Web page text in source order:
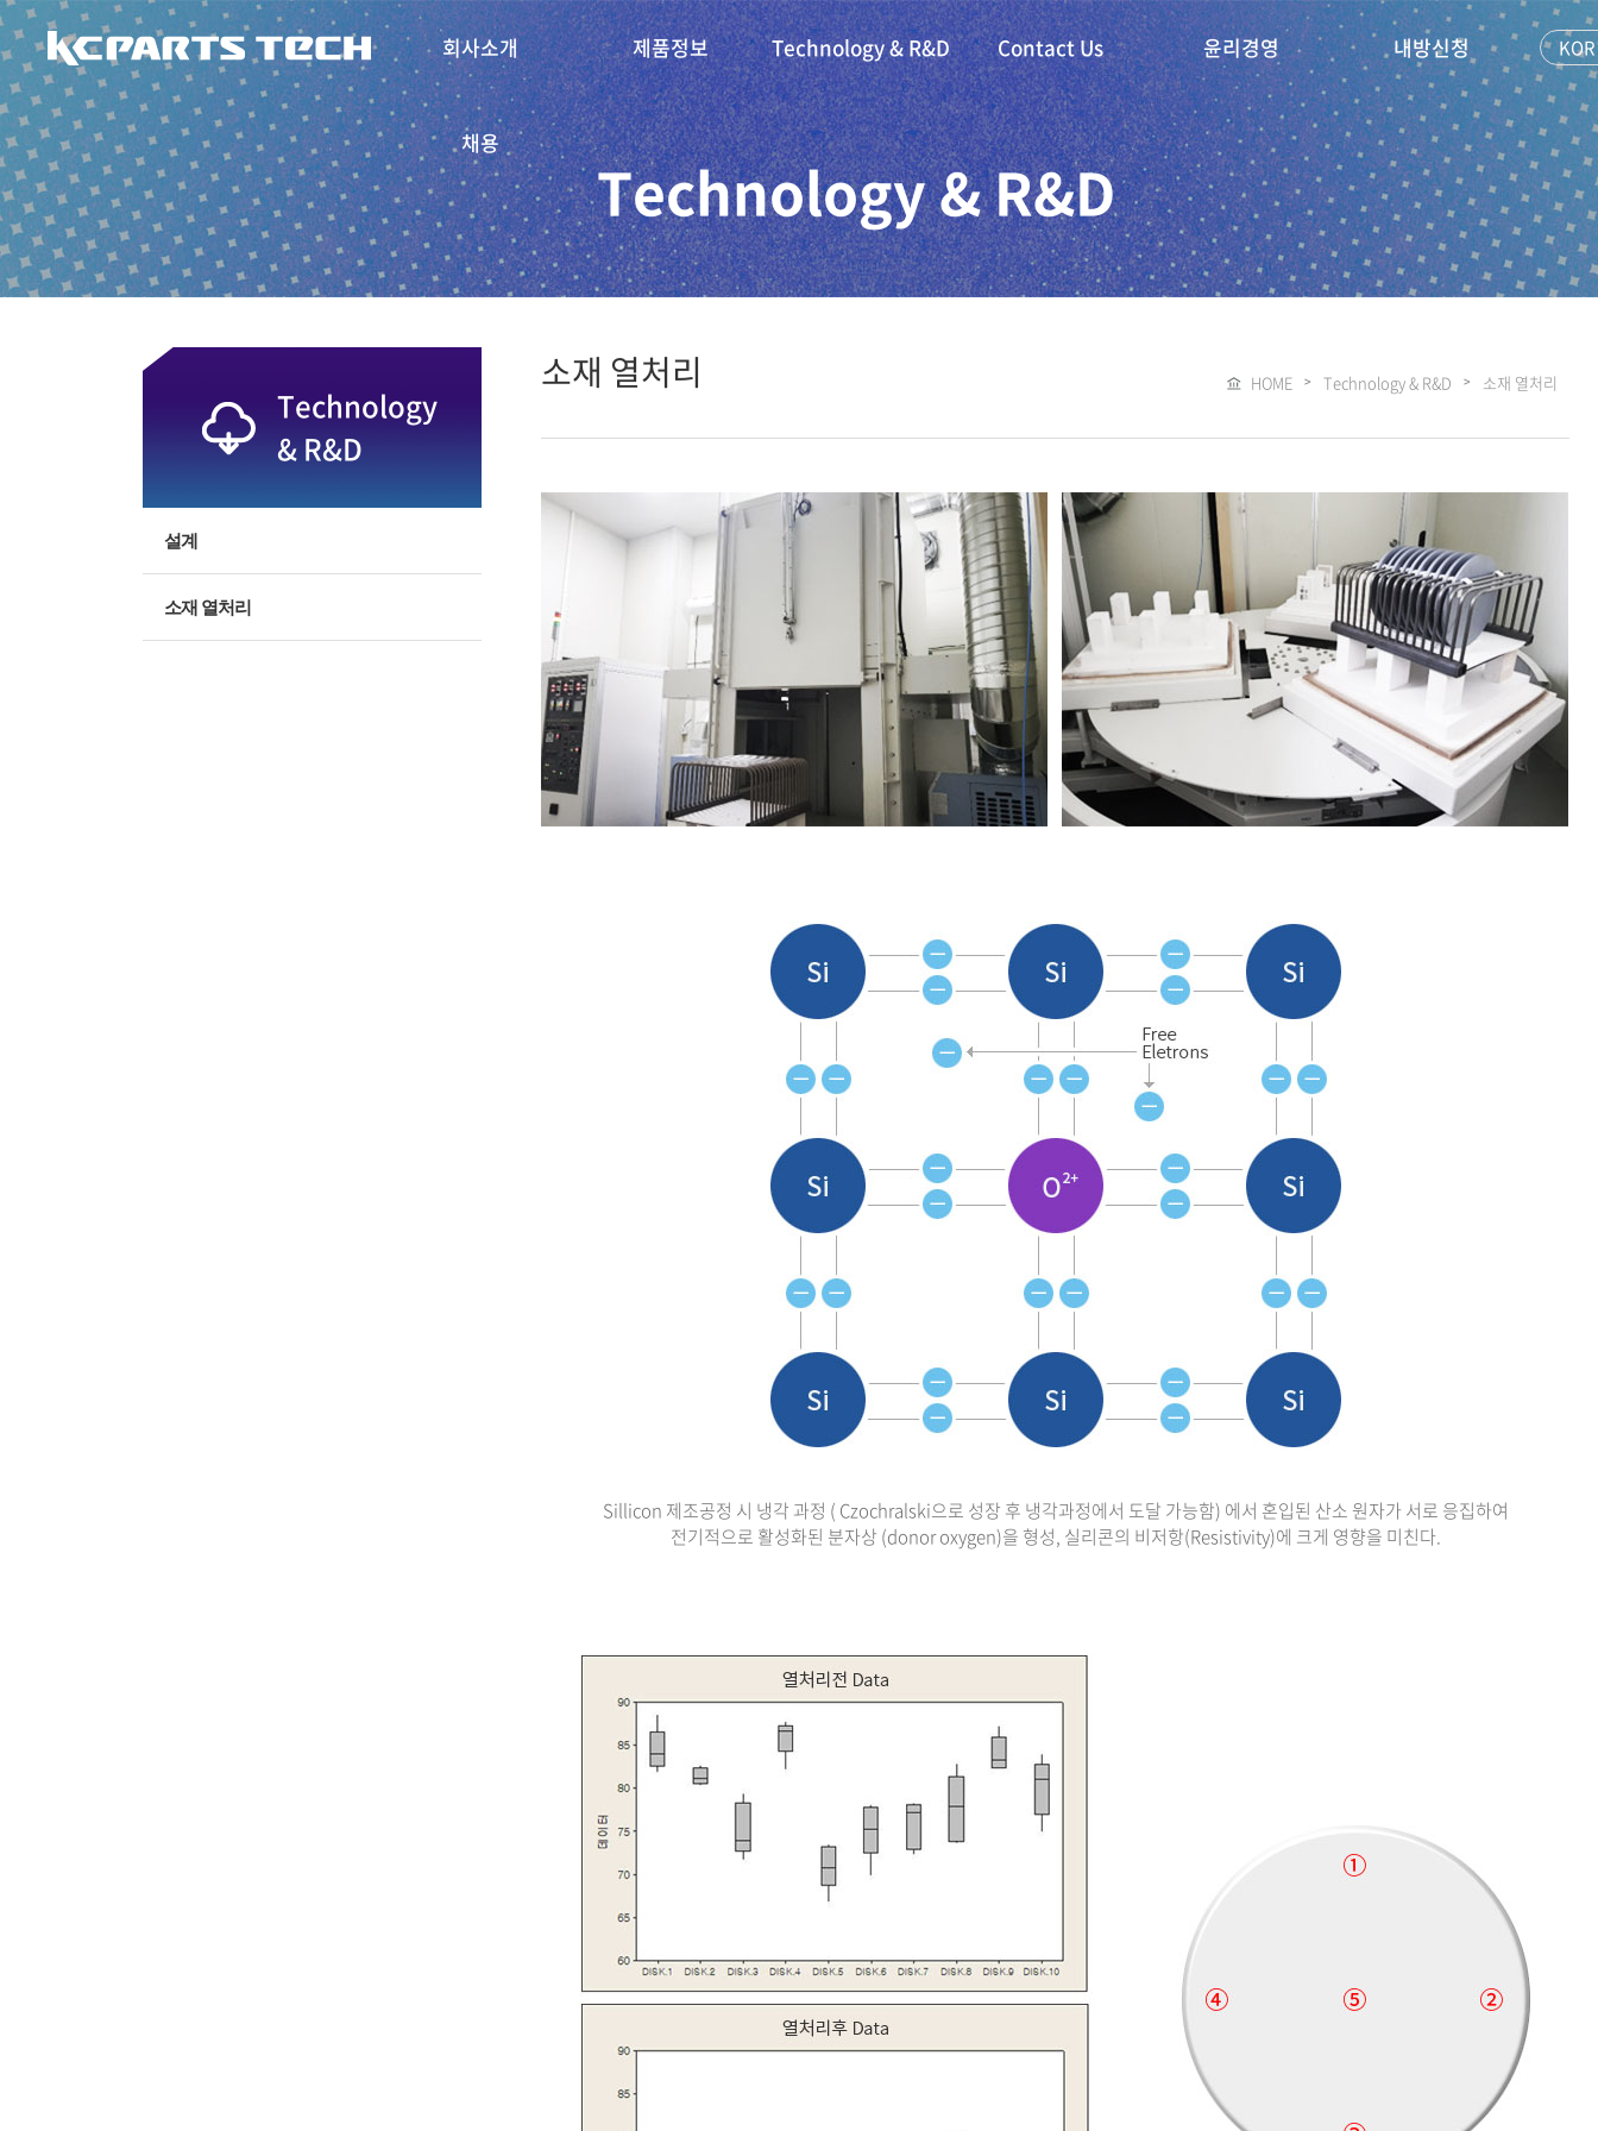
주메뉴 바로가기
컨텐츠 바로가기
회사소개 제품정보 Technology & R&D Contact Us 윤리경영 내방신청
채용
KOR
Technology & R&D
Technology
& R&D
설계
소재 열처리
소재 열처리 HOME Technology & R&D 소재 열처리
Sillicon 제조공정 시 냉각 과정 ( Czochralski으로 성장 후 냉각과정에서 도달 가능함) 에서 혼입된 산소 원자가 서로 응집하여
전기적으로 활성화된 분자상 (donor oxygen)을 형성, 실리콘의 비저항(Resistivity)에 크게 영향을 미친다.